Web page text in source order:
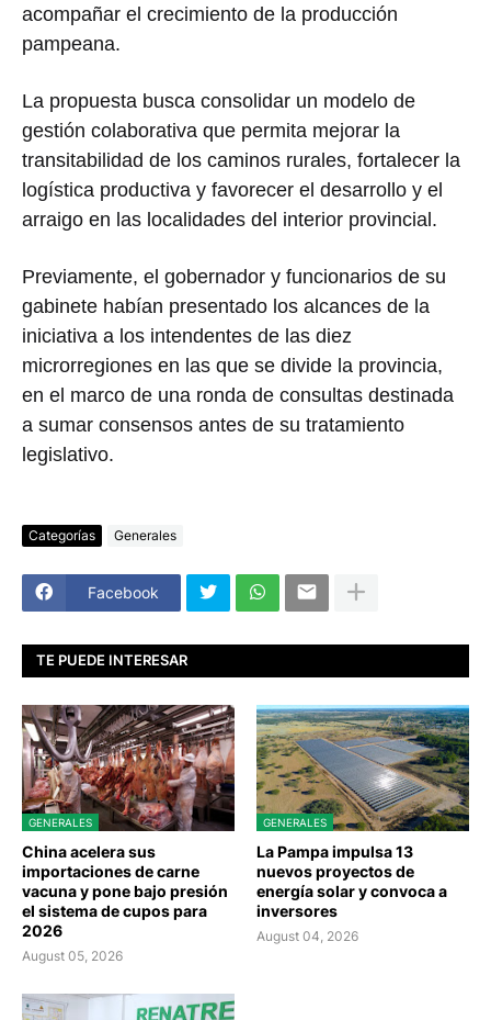
acompañar el crecimiento de la producción
pampeana.
La propuesta busca consolidar un modelo de
gestión colaborativa que permita mejorar la
transitabilidad de los caminos rurales, fortalecer la
logística productiva y favorecer el desarrollo y el
arraigo en las localidades del interior provincial.
Previamente, el gobernador y funcionarios de su
gabinete habían presentado los alcances de la
iniciativa a los intendentes de las diez
microrregiones en las que se divide la provincia,
en el marco de una ronda de consultas destinada
a sumar consensos antes de su tratamiento
legislativo.
Categorías Generales
Facebook
TE PUEDE INTERESAR
GENERALES
China acelera sus
importaciones de carne
vacuna y pone bajo presión
el sistema de cupos para
2026
August 05, 2026
GENERALES
La Pampa impulsa 13
nuevos proyectos de
energía solar y convoca a
inversores
August 04, 2026